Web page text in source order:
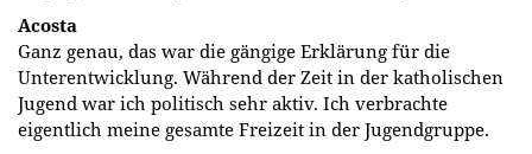
Acosta
Ganz genau, das war die gängige Erklärung für die
Unterentwicklung. Während der Zeit in der katholischen
Jugend war ich politisch sehr aktiv. Ich verbrachte
eigentlich meine gesamte Freizeit in der Jugendgruppe.